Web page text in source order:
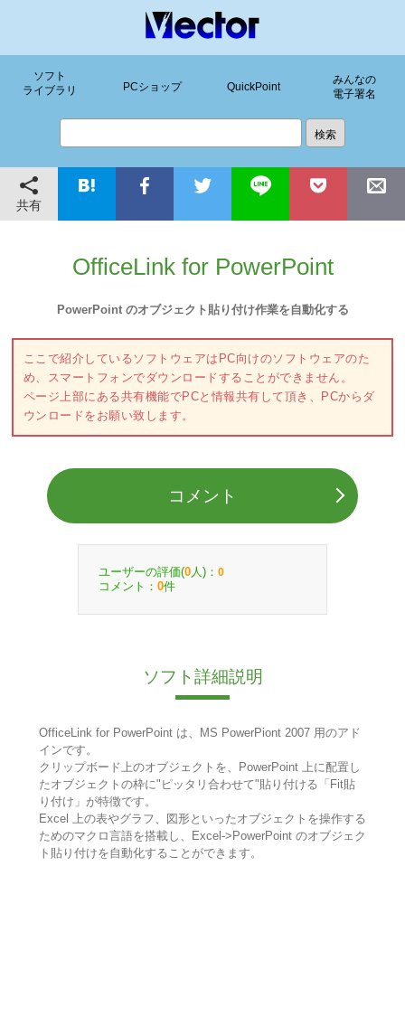
ソフト
ライブラリ
PCショップ QuickPoint
みんなの
電子署名
共有
OfficeLink for PowerPoint
PowerPoint のオブジェクト貼り付け作業を自動化する
ここで紹介しているソフトウェアはPC向けのソフトウェアのた
め、スマートフォンでダウンロードすることができません。
ページ上部にある共有機能でPCと情報共有して頂き、PCからダ
ウンロードをお願い致します。
コメント
ユーザーの評価(0 人)： 0
コメント： 0件
ソフト詳細説明
OfficeLink for PowerPoint は、MS PowerPiont 2007 用のアド
インです。
クリップボード上のオブジェクトを、PowerPoint 上に配置し
たオブジェクトの枠に"ピッタリ合わせて"貼り付ける「Fit貼
り付け」が特徴です。
Excel 上の表やグラフ、図形といったオブジェクトを操作する
ためのマクロ言語を搭載し、Excel->PowerPoint のオブジェク
ト貼り付けを自動化することができます。